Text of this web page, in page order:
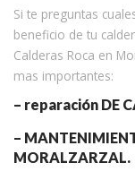
Si te preguntas
beneficio de tu
Calderas Roca en
mas importantes:
– reparación DE
–
MORALZARZAL.